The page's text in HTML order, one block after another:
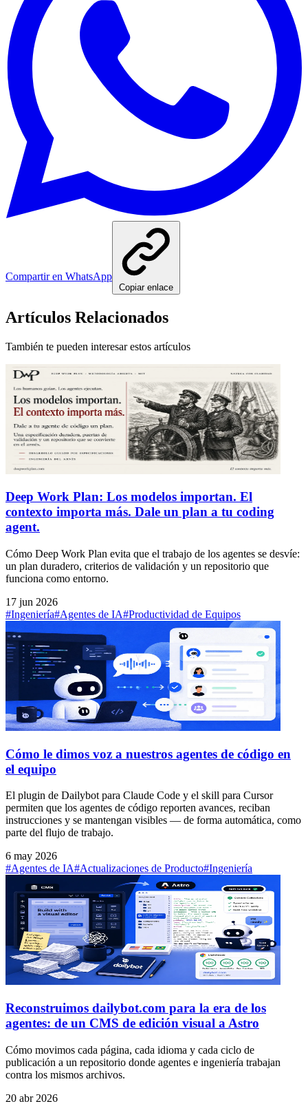
Compartir en WhatsApp
Copiar enlace
Artículos Relacionados
También te pueden interesar estos artículos
Deep Work Plan: Los modelos importan. El
contexto importa más. Dale un plan a tu coding
agent.
Cómo Deep Work Plan evita que el trabajo de los agentes se desvíe:
un plan duradero, criterios de validación y un repositorio que
funciona como entorno.
17 jun 2026
#Ingeniería#Agentes de IA#Productividad de Equipos
Cómo le dimos voz a nuestros agentes de código en
el equipo
El plugin de Dailybot para Claude Code y el skill para Cursor
permiten que los agentes de código reporten avances, reciban
instrucciones y se mantengan visibles — de forma automática, como
parte del flujo de trabajo.
6 may 2026
#Agentes de IA#Actualizaciones de Producto#Ingeniería
Reconstruimos dailybot.com para la era de los
agentes: de un CMS de edición visual a Astro
Cómo movimos cada página, cada idioma y cada ciclo de
publicación a un repositorio donde agentes e ingeniería trabajan
contra los mismos archivos.
20 abr 2026